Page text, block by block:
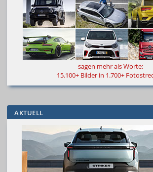
sagen mehr als Worte:
15.100+ Bilder in 1.700+
AKTUELL